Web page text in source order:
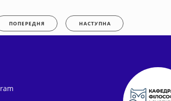
ПОПЕРЕДНЯ НАСТУПНА